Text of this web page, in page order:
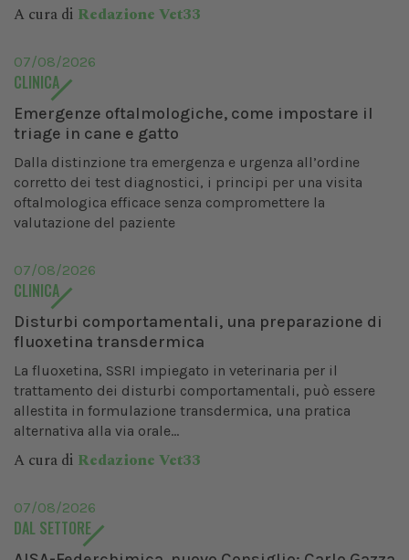
A cura di Redazione Vet33
07/08/2026
CLINICA
Emergenze oftalmologiche, come impostare il
triage in cane e gatto
Dalla distinzione tra emergenza e urgenza all’ordine
corretto dei test diagnostici, i principi per una visita
oftalmologica efficace senza compromettere la
valutazione del paziente
07/08/2026
CLINICA
Disturbi comportamentali, una preparazione di
fluoxetina transdermica
La fluoxetina, SSRI impiegato in veterinaria per il
trattamento dei disturbi comportamentali, può essere
allestita in formulazione transdermica, una pratica
alternativa alla via orale...
A cura di Redazione Vet33
07/08/2026
DAL SETTORE